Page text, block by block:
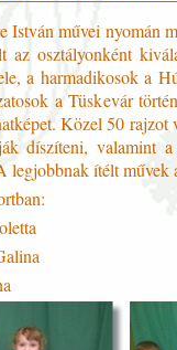
István művei nyomán
az osztályonként
a harmadikosok a
a Tüskevár
Közel 50
díszíteni, valamint
ítélt művek